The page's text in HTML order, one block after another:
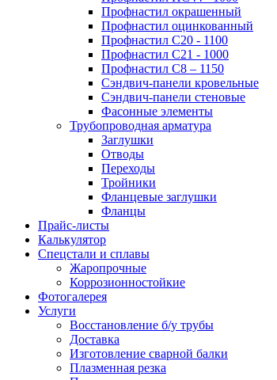
Профнастил окрашенный
Профнастил оцинкованный
Профнастил С20 - 1100
Профнастил С21 - 1000
Профнастил С8 – 1150
Сэндвич-панели кровельные
Сэндвич-панели стеновые
Фасонные элементы
Трубопроводная арматура
Заглушки
Отводы
Переходы
Тройники
Фланцевые заглушки
Фланцы
Прайс-листы
Калькулятор
Спецстали и сплавы
Жаропрочные
Коррозионностойкие
Фотогалерея
Услуги
Восстановление б/у трубы
Доставка
Изготовление сварной балки
Плазменная резка